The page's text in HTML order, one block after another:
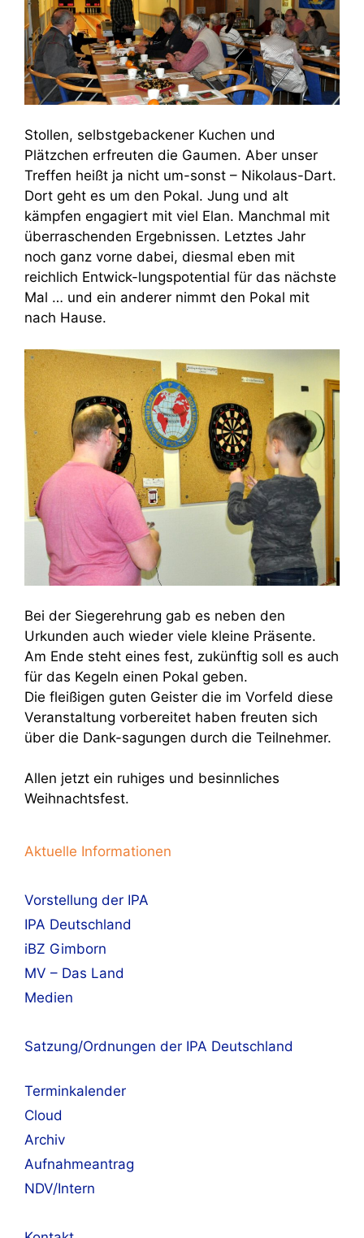
Stollen, selbstgebackener Kuchen und
Plätzchen erfreuten die Gaumen. Aber unser
Treffen heißt ja nicht um-sonst – Nikolaus-Dart.
Dort geht es um den Pokal. Jung und alt
kämpfen engagiert mit viel Elan. Manchmal mit
überraschenden Ergebnissen. Letztes Jahr
noch ganz vorne dabei, diesmal eben mit
reichlich Entwick-lungspotential für das nächste
Mal … und ein anderer nimmt den Pokal mit
nach Hause.
Bei der Siegerehrung gab es neben den
Urkunden auch wieder viele kleine Präsente.
Am Ende steht eines fest, zukünftig soll es auch
für das Kegeln einen Pokal geben.
Die fleißigen guten Geister die im Vorfeld diese
Veranstaltung vorbereitet haben freuten sich
über die Dank-sagungen durch die Teilnehmer.
Allen jetzt ein ruhiges und besinnliches
Weihnachtsfest.
Aktuelle Informationen
Vorstellung der IPA
IPA Deutschland
iBZ Gimborn
MV – Das Land
Medien
Satzung/Ordnungen der IPA Deutschland
Terminkalender
Cloud
Archiv
Aufnahmeantrag
NDV/Intern